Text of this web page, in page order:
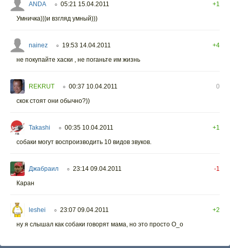
ANDA ○ 05:21 15.04.2011
+1
Умничка)))и взгляд умный)))
nainez ○ 19:53 14.04.2011
+4
не покупайте хаски , не поганьте им жизнь
REKRUT ○ 00:37 10.04.2011
0
скок стоят они обычно?))
Takashi ○ 00:35 10.04.2011
+1
собаки могут воспроизводить 10 видов звуков.
Джабраил ○ 23:14 09.04.2011
-1
Каран
leshei ○ 23:07 09.04.2011
+2
ну я слышал как собаки говорят мама, но это просто О_о